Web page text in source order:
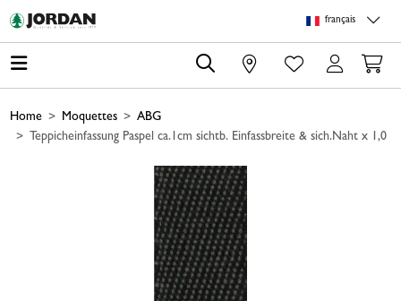
français
0
Home Moquettes
ABG
Teppicheinfassung Paspel ca.1cm sichtb. Einfassbreite & sich.Naht x 1,0